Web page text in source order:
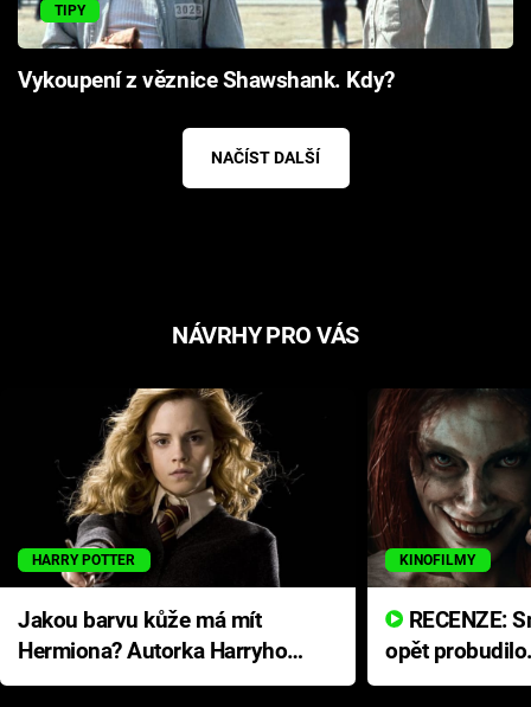
TIPY
Vykoupení z věznice Shawshank. Kdy?
NAČÍST DALŠÍ
NÁVRHY PRO VÁS
HARRY POTTER
Jakou barvu kůže má mít
Hermiona? Autorka Harryho
Pottera přišla s ráznou
KINOFILMY
opět
přichází s